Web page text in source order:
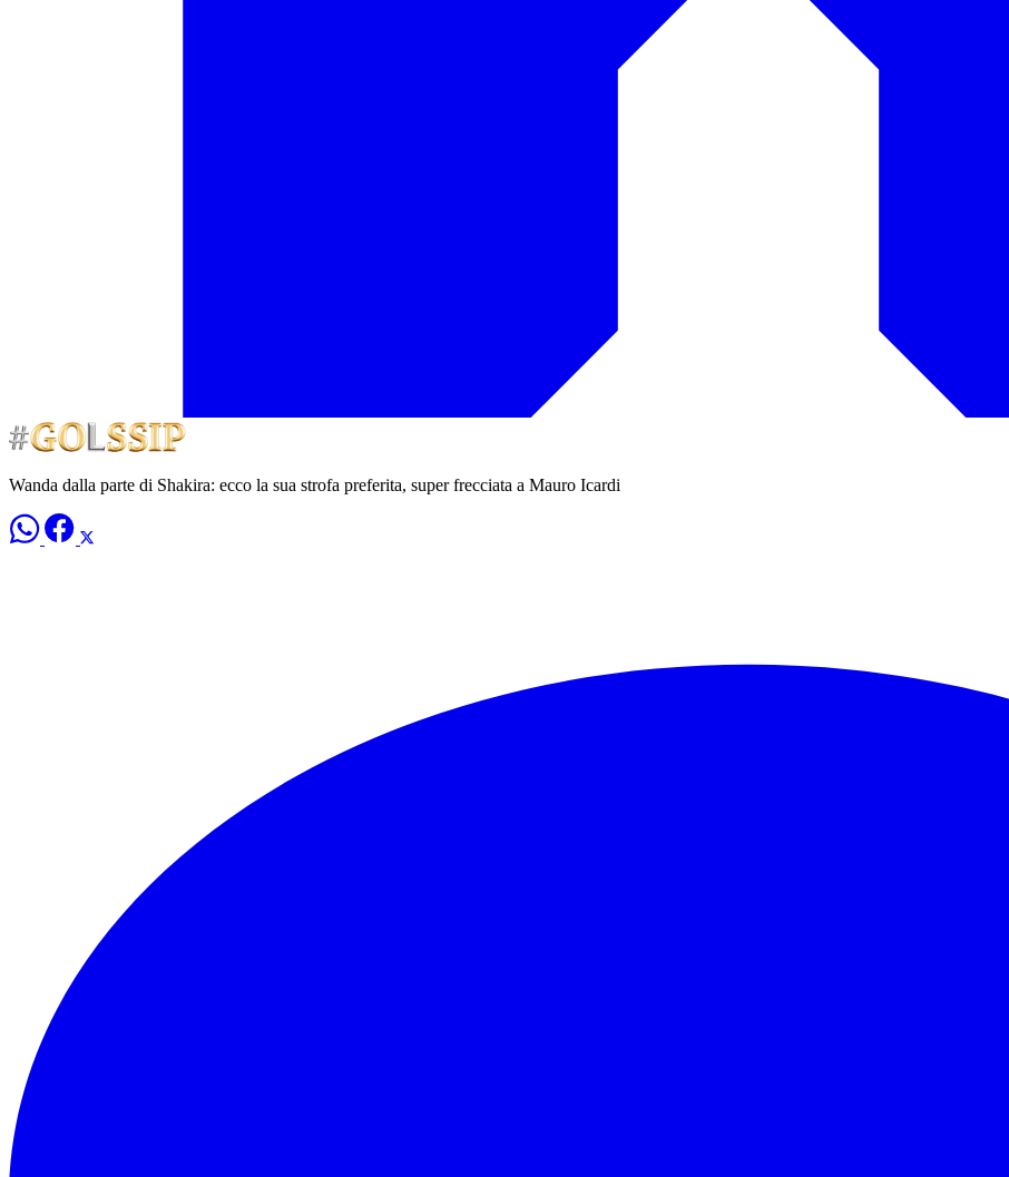
Wanda dalla parte di Shakira: ecco la sua strofa preferita, super frecciata a Mauro Icardi